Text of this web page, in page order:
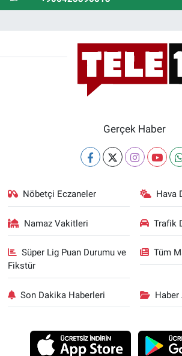
Gerçek Haber
Nöbetçi Eczaneler Hava
Namaz Vakitleri Trafik
Süper Lig Puan Durumu ve
Fikstür
Tüm
Son Dakika Haberleri Haber